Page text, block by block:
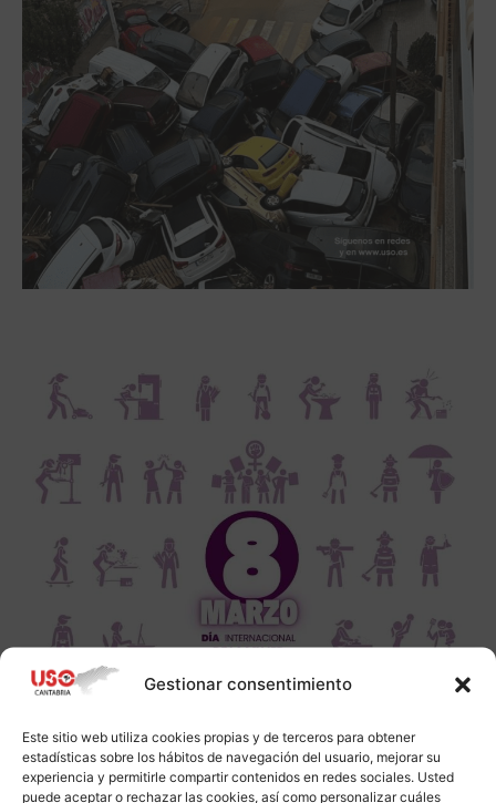
Gestionar consentimiento
Este sitio web utiliza cookies propias y de terceros para obtener
estadísticas sobre los hábitos de navegación del usuario, mejorar su
experiencia y permitirle compartir contenidos en redes sociales. Usted
puede aceptar o rechazar las cookies, así como personalizar cuáles